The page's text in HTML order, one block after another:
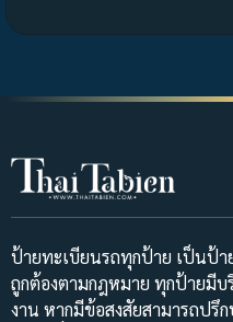
ป้ายทะเบียนรถทุกป้าย เป็นป้า
ถูกต้องตามกฎหมาย ทุกป้ายมีบ
งาน หากมีข้อสงสัยสามารถปรึ